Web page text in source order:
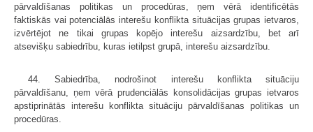
pārvaldīšanas politikas un procedūras, ņem vērā identificētās
faktiskās vai potenciālās interešu konflikta situācijas grupas ietvaros,
izvērtējot ne tikai grupas kopējo interešu aizsardzību, bet arī
atsevišķu sabiedrību, kuras ietilpst grupā, interešu aizsardzību.
44. Sabiedrība, nodrošinot interešu konflikta situāciju
pārvaldīšanu, ņem vērā prudenciālās konsolidācijas grupas ietvaros
apstiprinātās interešu konflikta situāciju pārvaldīšanas politikas un
procedūras.